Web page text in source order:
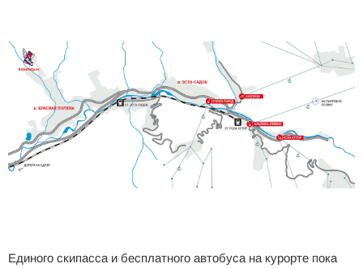
Единого скипасса и бесплатного автобуса на курорте пока